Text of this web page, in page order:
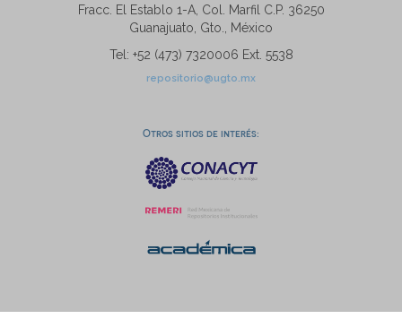
Fracc. El Establo 1-A, Col. Marfil C.P. 36250
Guanajuato, Gto., México
Tel: +52 (473) 7320006 Ext. 5538
repositorio@ugto.mx
Otros sitios de interés: